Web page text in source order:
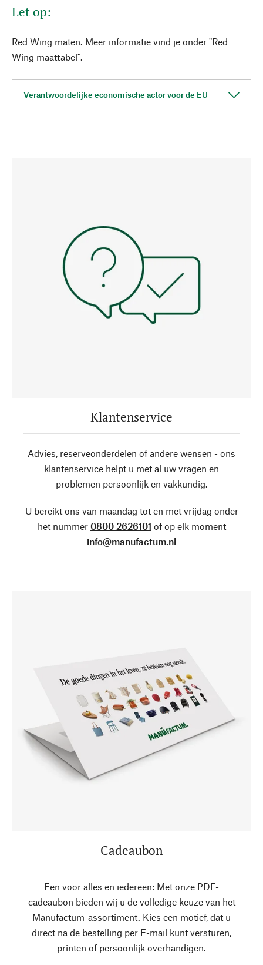
Let op:
Red Wing maten. Meer informatie vind je onder "Red
Wing maattabel".
Verantwoordelijke economische actor voor de EU
Klantenservice
Advies, reserveonderdelen of andere wensen - ons
klantenservice helpt u met al uw vragen en
problemen persoonlijk en vakkundig.
U bereikt ons van maandag tot en met vrijdag onder
het nummer 0800 2626101 of op elk moment
info@manufactum.nl
Cadeaubon
Een voor alles en iedereen: Met onze PDF-
cadeaubon bieden wij u de volledige keuze van het
Manufactum-assortiment. Kies een motief, dat u
direct na de bestelling per E-mail kunt versturen,
printen of persoonlijk overhandigen.